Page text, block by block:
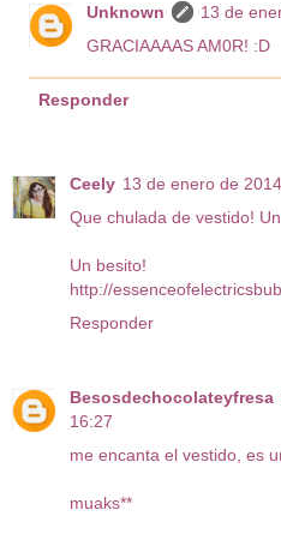
Unknown
13 de
GRACIAAAAS AM0R! :D
Responder
Ceely 13 de enero de
Que chulada de vestido!
Un besito!
http://
Responder
Besosdechocolateyfresa
16:27
me encanta el vestido, es
muaks**